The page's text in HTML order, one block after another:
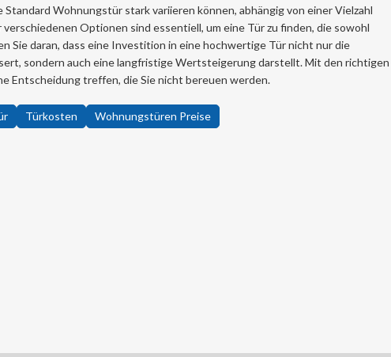
Wohnungstür stark variieren können, abhängig von einer Vielzahl
Optionen sind essentiell, um eine Tür zu finden, die sowohl
Sie daran, dass eine Investition in eine hochwertige Tür nicht nur die
sondern auch eine langfristige Wertsteigerung darstellt. Mit den richtigen
Entscheidung treffen, die Sie nicht bereuen werden.
Türkosten Wohnungstüren Preise